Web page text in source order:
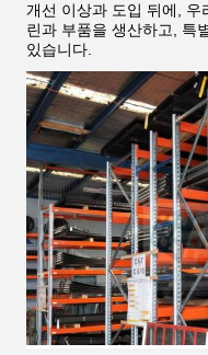
개선 이상과 도입 뒤에, 우
린과 부품을 생산하고, 특
있습니다.